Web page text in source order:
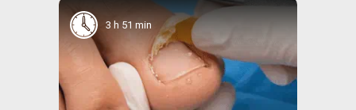
3 h 51 min